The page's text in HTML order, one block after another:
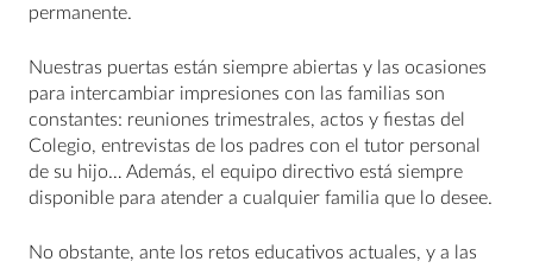
permanente.
Nuestras puertas están siempre abiertas y las ocasiones
para intercambiar impresiones con las familias son
constantes: reuniones trimestrales, actos y fiestas del
Colegio, entrevistas de los padres con el tutor personal
de su hijo… Además, el equipo directivo está siempre
disponible para atender a cualquier familia que lo desee.
No obstante, ante los retos educativos actuales, y a las